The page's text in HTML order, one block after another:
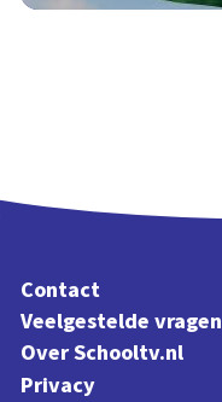
Contact
Veelgestelde vragen
Over Schooltv.nl
Privacy